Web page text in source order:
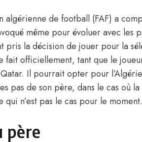
algérienne de football (FAF) a
même pour évoluer avec les
pris la décision de jouer pour la
fait officiellement, tant que le
Il pourrait opter pour
pas de son père, dans le cas où
n’est pas le cas pour le moment.
père